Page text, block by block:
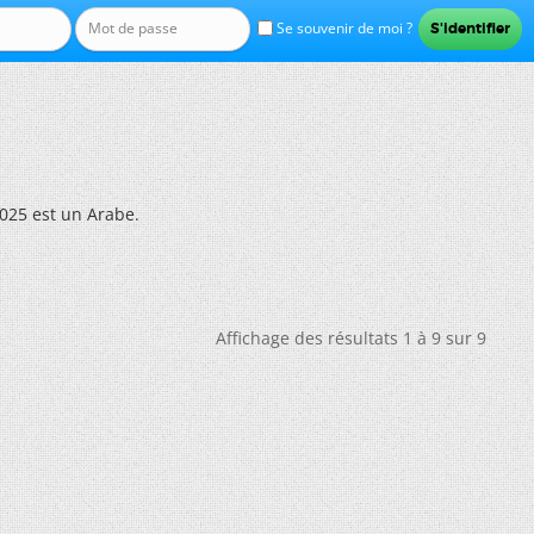
Se souvenir de moi ?
est un Arabe.
Affichage des résultats 1 à 9 sur 9